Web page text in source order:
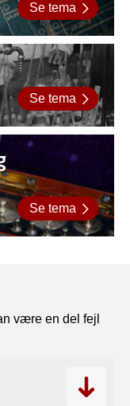
Se tema
Se tema
Se tema
være en del fejl